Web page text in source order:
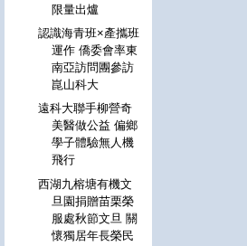
限量出爐
認識海青班×產攜班
運作 僑委會率東
南亞訪問團參訪
崑山科大
遠科大聯手柳營奇
美醫做公益 偏鄉
學子體驗無人機
飛行
西湖九榕塘有機文
旦園捐贈苗栗榮
服處秋節文旦 關
懷獨居年長榮民